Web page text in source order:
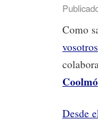
Como
vosotros
Desde